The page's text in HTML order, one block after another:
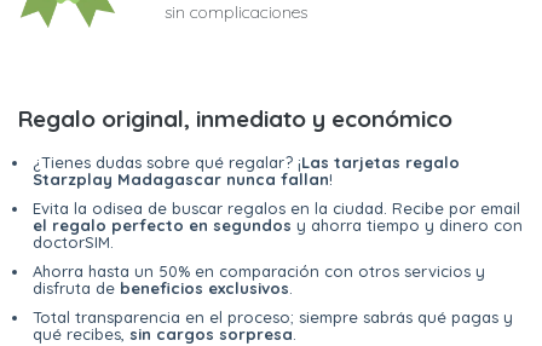
sin complicaciones
Regalo original, inmediato y económico
¿Tienes dudas sobre qué regalar? ¡Las tarjetas regalo
Starzplay Madagascar nunca fallan!
Evita la odisea de buscar regalos en la ciudad. Recibe por email
el regalo perfecto en segundos y ahorra tiempo y dinero con
doctorSIM.
Ahorra hasta un 50% en comparación con otros servicios y
disfruta de beneficios exclusivos
Total transparencia en el proceso; siempre sabrás qué pagas y
qué recibes, sin cargos sorpresa